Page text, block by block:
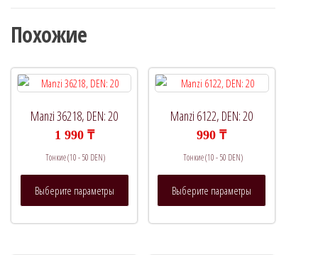
Похожие
Manzi 36218, DEN: 20
1 990 ₸
Тонкие (10 - 50 DEN)
Выберите параметры
Этот
Manzi 6122, DEN: 20
990₸
Тонкие (10 - 50 DEN)
Выберите параметры